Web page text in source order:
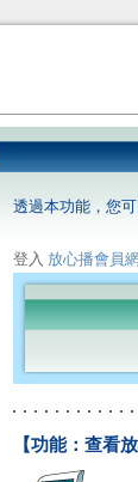
透過本功能，您
登入 放心播會員
【功能：查看